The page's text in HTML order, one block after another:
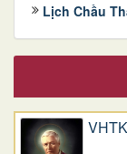
Lịch Chầu